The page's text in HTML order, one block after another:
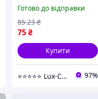
Готово до відправки
75₴
85.23 ₴
Купити
⭐️⭐️⭐️⭐️⭐️ Lux-Comfort.Com.Ua - Ваш комфортний побут! 97%